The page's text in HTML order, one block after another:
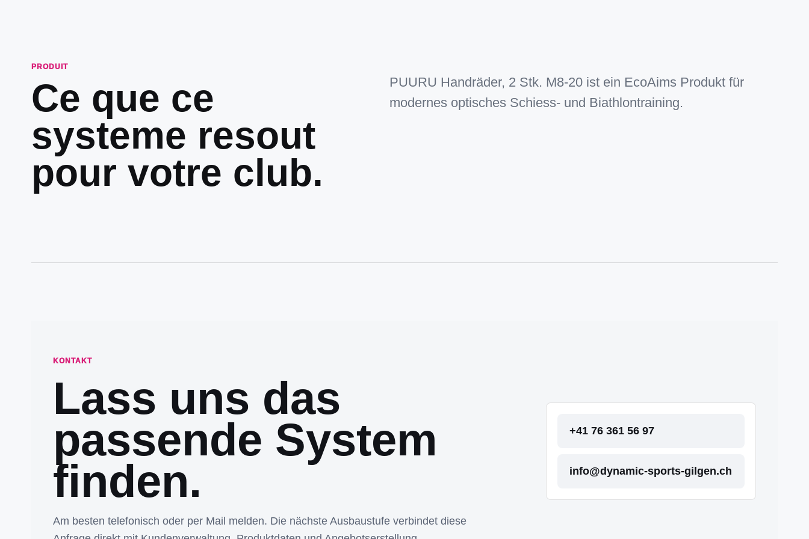
PRODUIT
Ce que ce
systeme resout
pour votre club.
PUURU Handräder, 2 Stk. M8-20 ist ein EcoAims Produkt für
modernes optisches Schiess- und Biathlontraining.
KONTAKT
Lass uns das
passende System
finden.
Am besten telefonisch oder per Mail melden. Die nächste Ausbaustufe verbindet diese
+41 76 361 56 97
info@dynamic-sports-gilgen.ch